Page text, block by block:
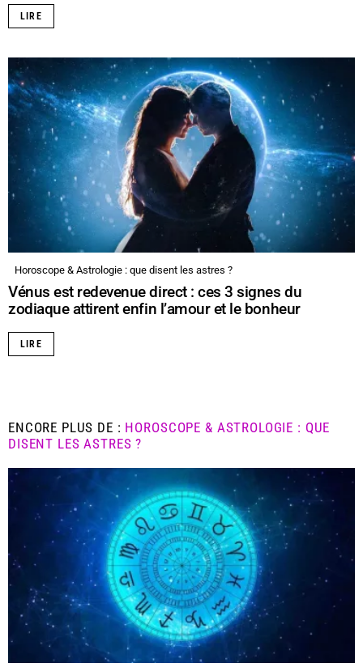
LIRE
Horoscope & Astrologie : que disent les astres ?
Vénus est redevenue direct : ces 3 signes du
zodiaque attirent enfin l’amour et le bonheur
LIRE
ENCORE PLUS DE : HOROSCOPE & ASTROLOGIE : QUE
DISENT LES ASTRES ?